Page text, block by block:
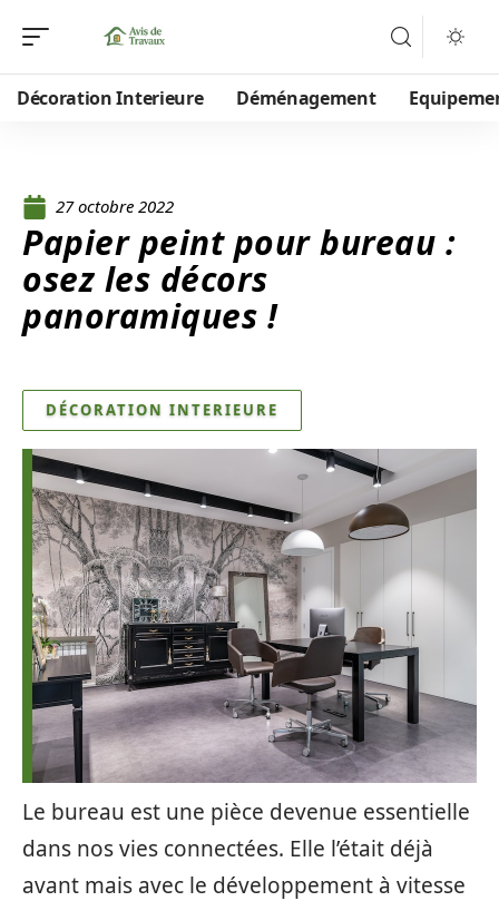
Décoration Interieure Déménagement
27 octobre 2022
Papier peint pour bureau :
osez les décors
panoramiques !
DÉCORATION INTERIEURE
Le bureau est une pièce devenue essentielle
dans nos vies connectées. Elle l’était déjà
avant mais avec le développement à vitesse